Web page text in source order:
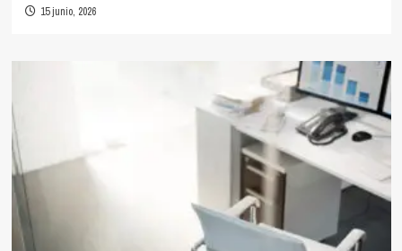
15 junio, 2026